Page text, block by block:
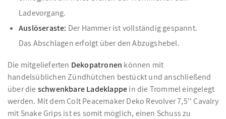
Ladevorgang.
Auslöseraste: Der Hammer ist vollständig gespannt.
Das Abschlagen erfolgt über den Abzugshebel.
Die mitgelieferten Dekopatronen können mit
handelsüblichen Zündhütchen bestückt und anschließend
über dieschwenkbare Ladeklappein die Trommel eingelegt
werden. Mit dem Colt Peacemaker Deko Revolver 7,5'' Cavalry
mit Snake Grips ist es somit möglich, einen Schuss zu